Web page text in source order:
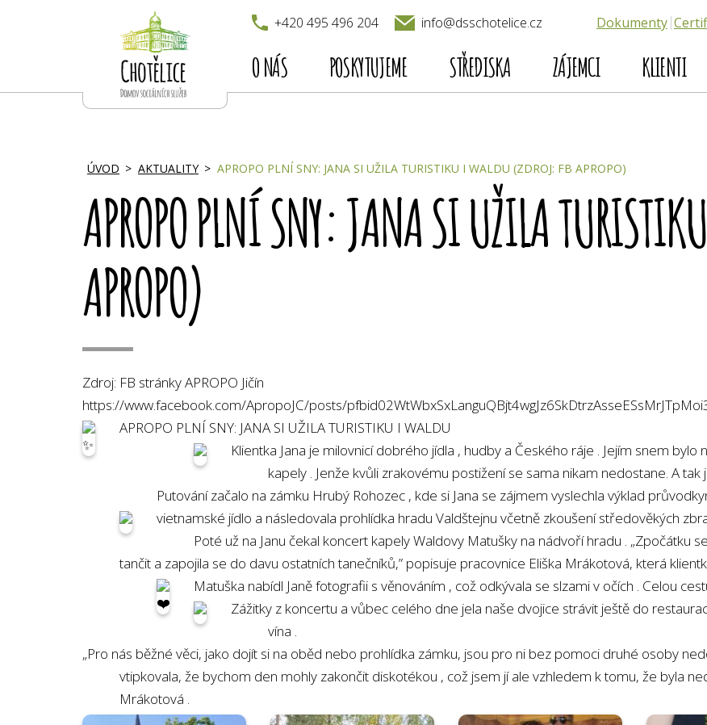
+420 495 496 204 info@dsschotelice.cz
O NÁS POSKYTUJEME STŘEDISKA ZÁJEMCI KLIENTI
Dokumenty
ÚVOD AKTUALITY APROPO PLNÍ SNY: JANA SI UŽILA TURISTIKU I WALDU (ZDROJ: FB APROPO)
APROPO PLNÍ SNY: JANA SI UŽILA
APROPO)
Zdroj: FB stránky APROPO Jičín
https://www.facebook.com/ApropoJC/posts/
APROPO PLNÍ SNY: JANA SI UŽILA TURISTIKU I WALDU
Klientka Jana je milovnicí dobrého jídla , hudby a Českého ráje . Jejím snem bylo
kapely . Jenže kvůli zrakovému postižení se sama nikam nedostane. A
Putování začalo na zámku Hrubý Rohozec , kde si Jana se zájmem vyslechla výklad
vietnamské jídlo a následovala prohlídka hradu Valdštejnu včetně zkoušení středověkých
Poté už na Janu čekal koncert kapely Waldovy Matušky na nádvoří hradu . „Zpočátku
tančit a zapojila se do davu ostatních tanečníků,” popisuje pracovnice Eliška Mrákotová, která
Matuška nabídl Janě fotografii s věnováním , což odkývala se slzami v očích . Celou
Zážitky z koncertu a vůbec celého dne jela naše dvojice strávit ještě do
vína .
„Pro nás běžné věci, jako dojít si na oběd nebo prohlídka zámku, jsou pro ni bez pomoci druhé osoby
vtipkovala, že bychom den mohly zakončit diskotékou , což jsem jí ale vzhledem k tomu, že byla
Mrákotová .